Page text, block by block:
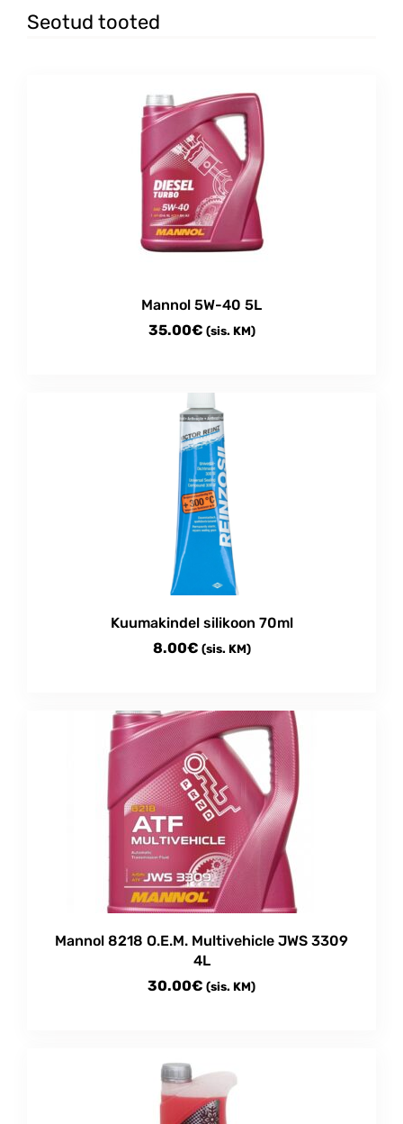
Seotud tooted
Mannol 5W-40 5L
35.00€ (sis. KM)
Kuumakindel silikoon 70ml
8.00€ (sis. KM)
Mannol 8218 O.E.M. Multivehicle JWS 3309
4L
30.00€ (sis. KM)